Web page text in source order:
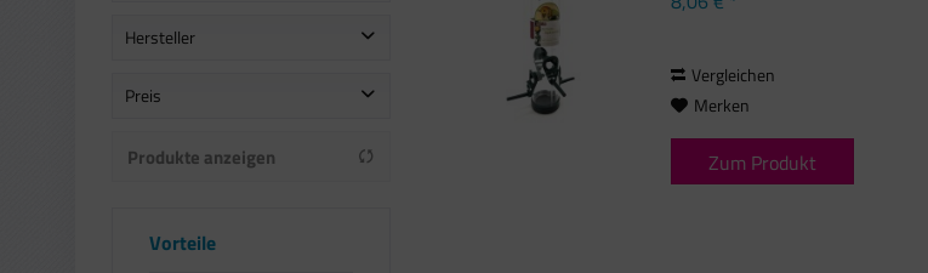
Hersteller
3M
Austrian
Canon
Preis
bis
Produkte anzeigen
Vorteile
können große und kleine Vögel
Vergleichen
Merken
Zum Produkt